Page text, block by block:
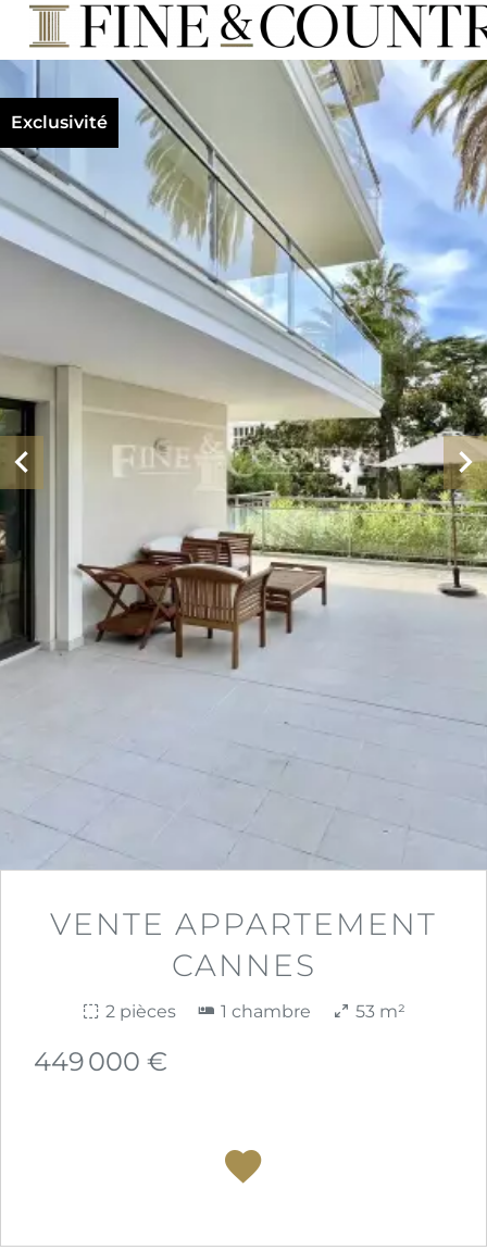
VENTE APPARTEMENT
CANNES
2 pièces 1 chambre 53 m²
449 000 €
Exclusivité